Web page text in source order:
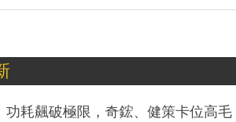
功耗飆破極限，奇鋐、健策卡位高毛